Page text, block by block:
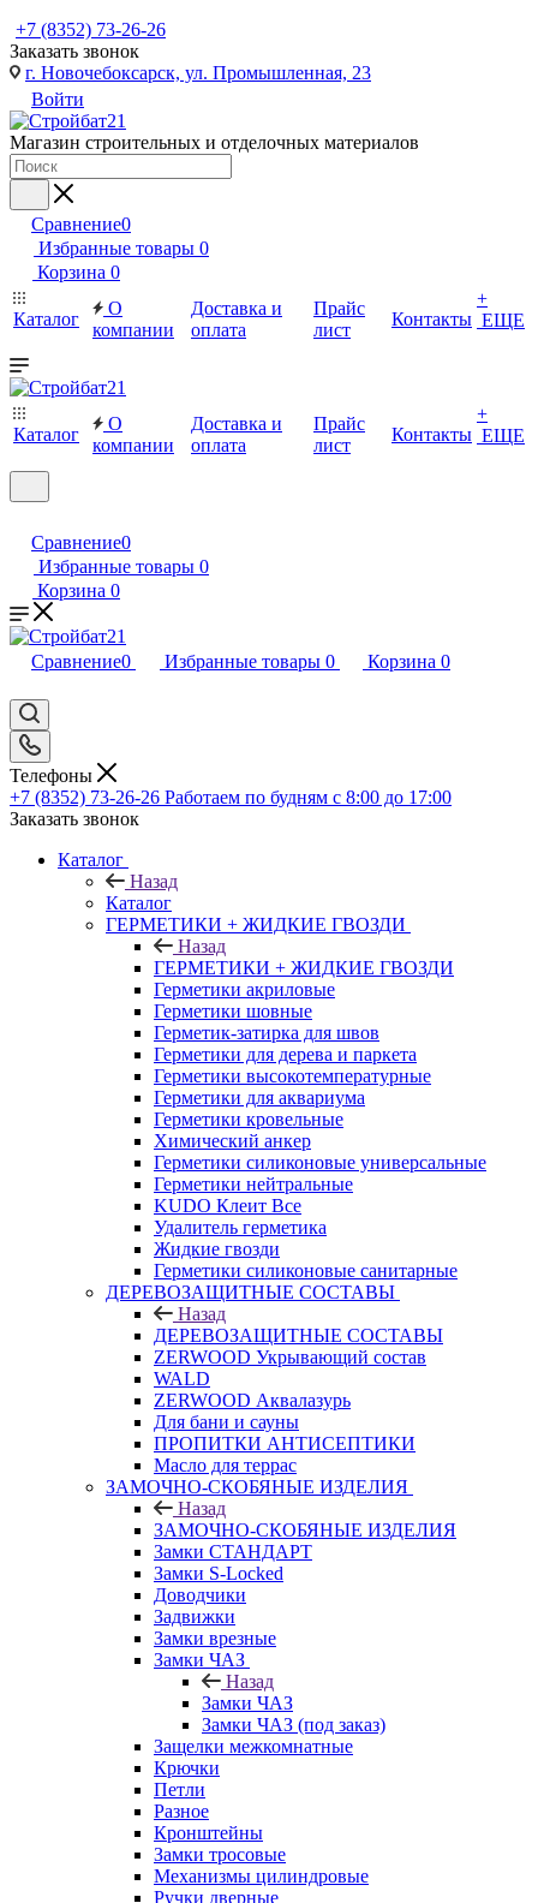
+7 (8352) 73-26-26
Заказать звонок
г. Новочебоксарск, ул. Промышленная, 23
Войти
Магазин строительных и отделочных материалов
Сравнение0
Избранные товары 0
Корзина 0
Каталог
О
компании
Доставка и
оплата
Прайс
лист
Контакты
+
ЕЩЕ
Каталог
О
компании
Доставка и
оплата
Прайс
лист
Контакты
+
ЕЩЕ
Сравнение0
Избранные товары 0
Корзина 0
Сравнение0 Избранные товары 0 Корзина 0
Телефоны
+7 (8352) 73-26-26 Работаем по будням с 8:00 до 17:00
Заказать звонок
Каталог
Назад
Каталог
ГЕРМЕТИКИ + ЖИДКИЕ ГВОЗДИ
Назад
ГЕРМЕТИКИ + ЖИДКИЕ ГВОЗДИ
Герметики акриловые
Герметики шовные
Герметик-затирка для швов
Герметики для дерева и паркета
Герметики высокотемпературные
Герметики для аквариума
Герметики кровельные
Химический анкер
Герметики силиконовые универсальные
Герметики нейтральные
KUDO Клеит Все
Удалитель герметика
Жидкие гвозди
Герметики силиконовые санитарные
ДЕРЕВОЗАЩИТНЫЕ СОСТАВЫ
Назад
ДЕРЕВОЗАЩИТНЫЕ СОСТАВЫ
ZERWOOD Укрывающий состав
WALD
ZERWOOD Аквалазурь
Для бани и сауны
ПРОПИТКИ АНТИСЕПТИКИ
Масло для террас
ЗАМОЧНО-СКОБЯНЫЕ ИЗДЕЛИЯ
Назад
ЗАМОЧНО-СКОБЯНЫЕ ИЗДЕЛИЯ
Замки СТАНДАРТ
Замки S-Locked
Доводчики
Задвижки
Замки врезные
Замки ЧАЗ
Назад
Замки ЧАЗ
Замки ЧАЗ (под заказ)
Защелки межкомнатные
Крючки
Петли
Разное
Кронштейны
Замки тросовые
Механизмы цилиндровые
Ручки дверные